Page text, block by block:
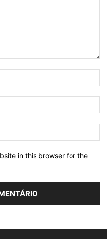
in this browser for the